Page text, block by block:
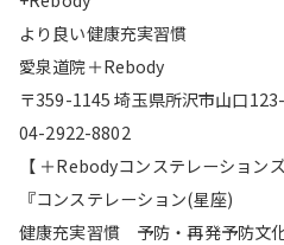
より良い健康充実習慣
愛泉道院＋Rebody
〒359-1145 埼玉県所沢市山口
04-2922-8802
【 ＋Rebodyコンステレーション
『コンステレーション(星座)
健康充実習慣 予防・再発予防